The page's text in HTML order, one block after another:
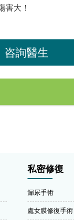
害大！
咨詢醫生
私密修復
漏尿手術
處女膜修復手術